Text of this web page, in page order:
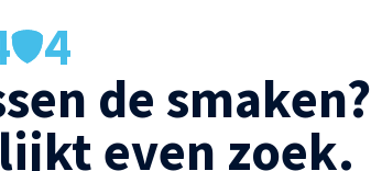
4
de smaken?
even zoek.